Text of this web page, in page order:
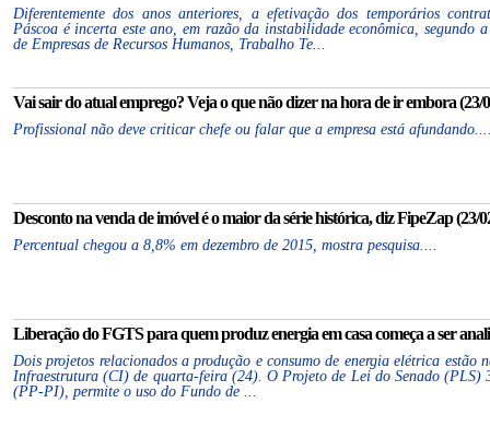
Diferentemente dos anos anteriores, a efetivação dos temporários
Páscoa é incerta este ano, em razão da instabilidade econômica, segundo
de Empresas de Recursos Humanos, Trabalho Te...
Vai sair do atual emprego? Veja o que não dizer na hora de ir embora (23/
Profissional não deve criticar chefe ou falar que a empresa está
Desconto na venda de imóvel é o maior da série histórica, diz FipeZap (23/
Percentual chegou a 8,8% em dezembro de 2015, mostra pesquisa....
Liberação do FGTS para quem produz energia em casa começa a ser
Dois projetos relacionados a produção e consumo de energia elétrica estão
Infraestrutura (CI) de quarta-feira (24). O Projeto de Lei do Senado (PLS)
(PP-PI), permite o uso do Fundo de ...